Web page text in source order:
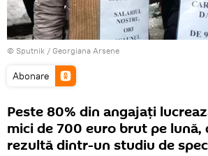
© Sputnik / Georgiana Arsene
Abonare
Peste 80% din angajați
mici de 700 euro brut pe lună,
rezultă dintr-un studiu de